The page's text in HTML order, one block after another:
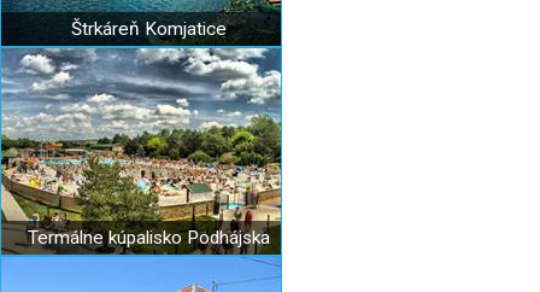
Štrkáreň Komjatice
Termálne kúpalisko Podhájska